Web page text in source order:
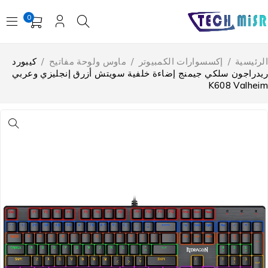
0
/ إكسسوارات الكمبيوتر ماوس ولوحة مفاتيح
كيبورد
سلكي جيمنج إضاءة خلفية سويتش أزرق إنجليزي وعربي
K608